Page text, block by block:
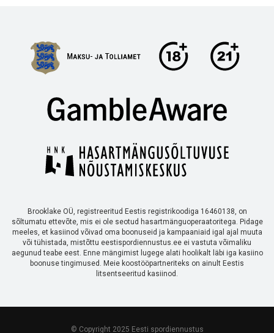
Brooklake OÜ, registreeritud Eestis registrikoodiga 16460138, on
sõltumatu ettevõte, mis ei ole seotud hasartmänguoperaatoritega. Pidage
meeles, et kasiinod võivad oma boonuseid ja kampaaniaid igal ajal muuta
või tühistada, mistõttu eestispordiennustus.ee ei vastuta võimaliku
aegunud teabe eest. Enne mängimist lugege alati hoolikalt läbi iga kasiino
boonuse tingimused. Meie koostööpartneriteks on ainult Eestis
litsentseeritud kasiinod.
© Copyright 2025 Eesti spordiennustus